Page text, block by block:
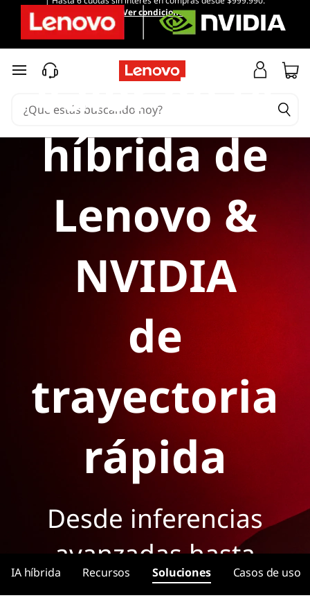
Ver condiciones
Ir al contenido principal
Valor de IA
híbrida de
Lenovo &
NVIDIA
de
trayectoria
rápida
Desde inferencias
avanzadas hasta
soluciones de IA listas
IA híbrida Recursos Soluciones Casos de uso